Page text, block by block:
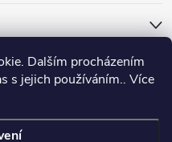
Dalším procházením
s jejich používáním.. Více